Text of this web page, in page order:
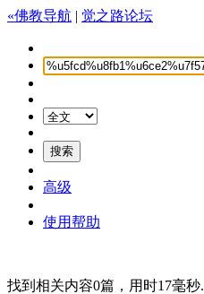
«佛教导航 | 觉之路论坛
高级
使用帮助
找到相关内容0篇，用时17毫秒.